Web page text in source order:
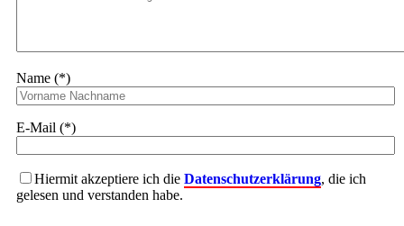
Name (*)
E-Mail (*)
Hiermit akzeptiere ich die Datenschutzerklärung, die ich
gelesen und verstanden habe.